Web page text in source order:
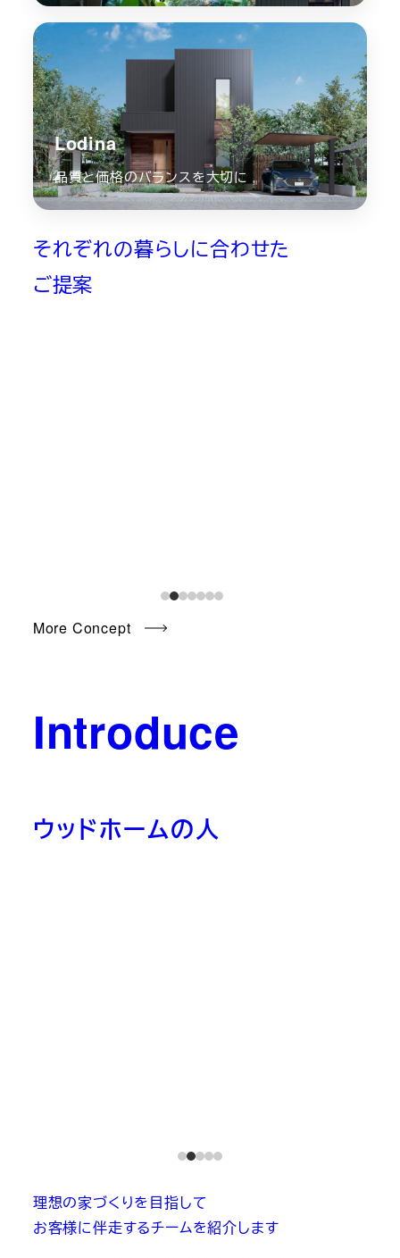
Lodina
品質と価格のバランスを大切に
それぞれの暮らしに合わせた
ご提案
More Concept
Introduce
ウッドホームの人
理想の家づくりを目指して
お客様に伴走するチームを紹介します